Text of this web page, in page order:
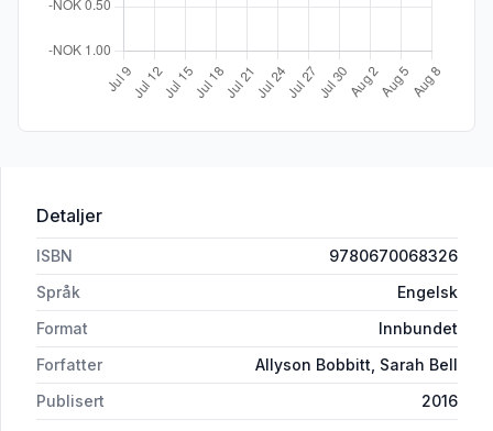
Detaljer
ISBN
9780670068326
Språk
Engelsk
Format
Innbundet
Forfatter
Allyson Bobbitt, Sarah Bell
Publisert
2016